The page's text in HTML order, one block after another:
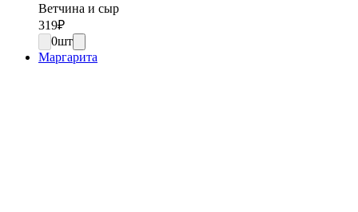
Ветчина и сыр
319₽
0шт
Маргарита